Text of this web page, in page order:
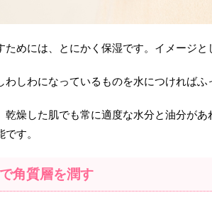
ためには、とにかく保湿です。イメージと
わしわになっているものを水につければふ
乾燥した肌でも常に適度な水分と油分が
す。
角質層を潤す